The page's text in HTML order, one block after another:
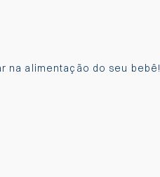
na alimentação do seu bebê!